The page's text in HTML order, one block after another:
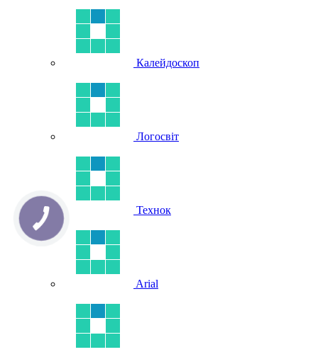
Калейдоскоп
Логосвіт
Технок
Arial